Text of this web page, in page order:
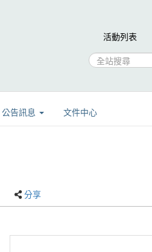
活動列表
公告訊息 文件中心
分享